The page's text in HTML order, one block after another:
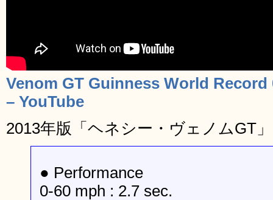
Venom GT Guinness World Record
– YouTube
2013年版「ヘネシー・ヴェノムGT
● Performance
0-60 mph : 2.7 sec.